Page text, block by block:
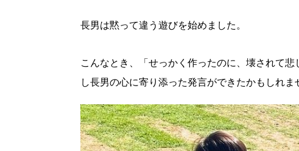
長男は黙って違う遊びを始めました。
こんなとき、「せっかく作ったのに、壊されて
し長男の心に寄り添った発言ができたかもしれま